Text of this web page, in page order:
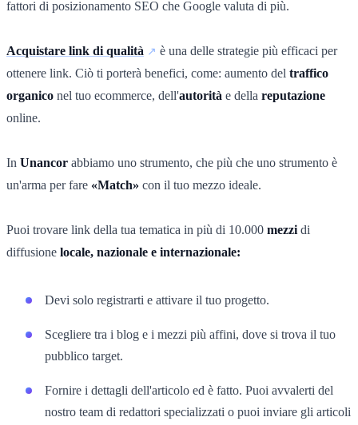
fattori di posizionamento SEO che Google valuta di più.
Acquistare link di qualità
è una delle strategie più efficaci per
ottenere link. Ciò ti porterà benefici, come: aumento del traffico
organico nel tuo ecommerce, dell'autorità e della reputazione
online.
In Unancor abbiamo uno strumento, che più che uno strumento è
un'arma per fare «Match» con il tuo mezzo ideale.
Puoi trovare link della tua tematica in più di 10.000 mezzi di
diffusione locale, nazionale e internazionale:
Devi solo registrarti e attivare il tuo progetto.
Scegliere tra i blog e i mezzi più affini, dove si trova il tuo
pubblico target.
Fornire i dettagli dell'articolo ed è fatto. Puoi avvalerti del
nostro team di redattori specializzati o puoi inviare gli articoli